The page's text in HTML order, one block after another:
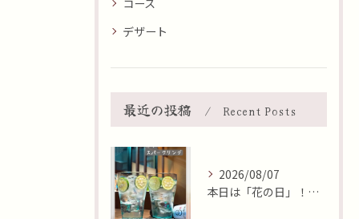
コース
デザート
最近の投稿 Recent Posts
2026/08/07
本日は「花の日」！そんな日に、焼肉 牛炭の桜ユッケで華やかに...